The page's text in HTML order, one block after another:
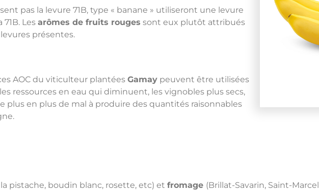
pas la levure 71B, type « banane » utiliseront une levure
Les arômes de fruits rouges sont eux plutôt attribués
présentes.
AOC du viticulteur plantées Gamay peuvent être utilisées
les ressources en eau qui diminuent, les vignobles plus secs,
plus en plus de mal à produire des quantités raisonnables
la pistache, boudin blanc, rosette, etc) et fromage (Brillat-Savarin, Saint-